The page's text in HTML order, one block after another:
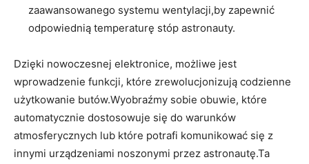
zaawansowanego systemu wentylacji,by zapewnić
odpowiednią temperaturę stóp astronauty.
Dzięki nowoczesnej elektronice, możliwe jest
wprowadzenie funkcji, które zrewolucjonizują codzienne
użytkowanie butów.Wyobraźmy sobie obuwie, które
automatycznie dostosowuje się do warunków
atmosferycznych lub które potrafi komunikować się z
innymi urządzeniami noszonymi przez astronautę.Ta